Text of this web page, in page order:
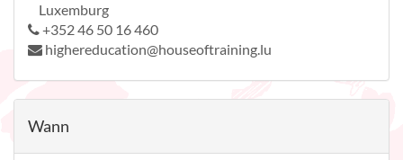
Luxemburg
+352 46 50 16 460
highereducation@houseoftraining.lu
Wann